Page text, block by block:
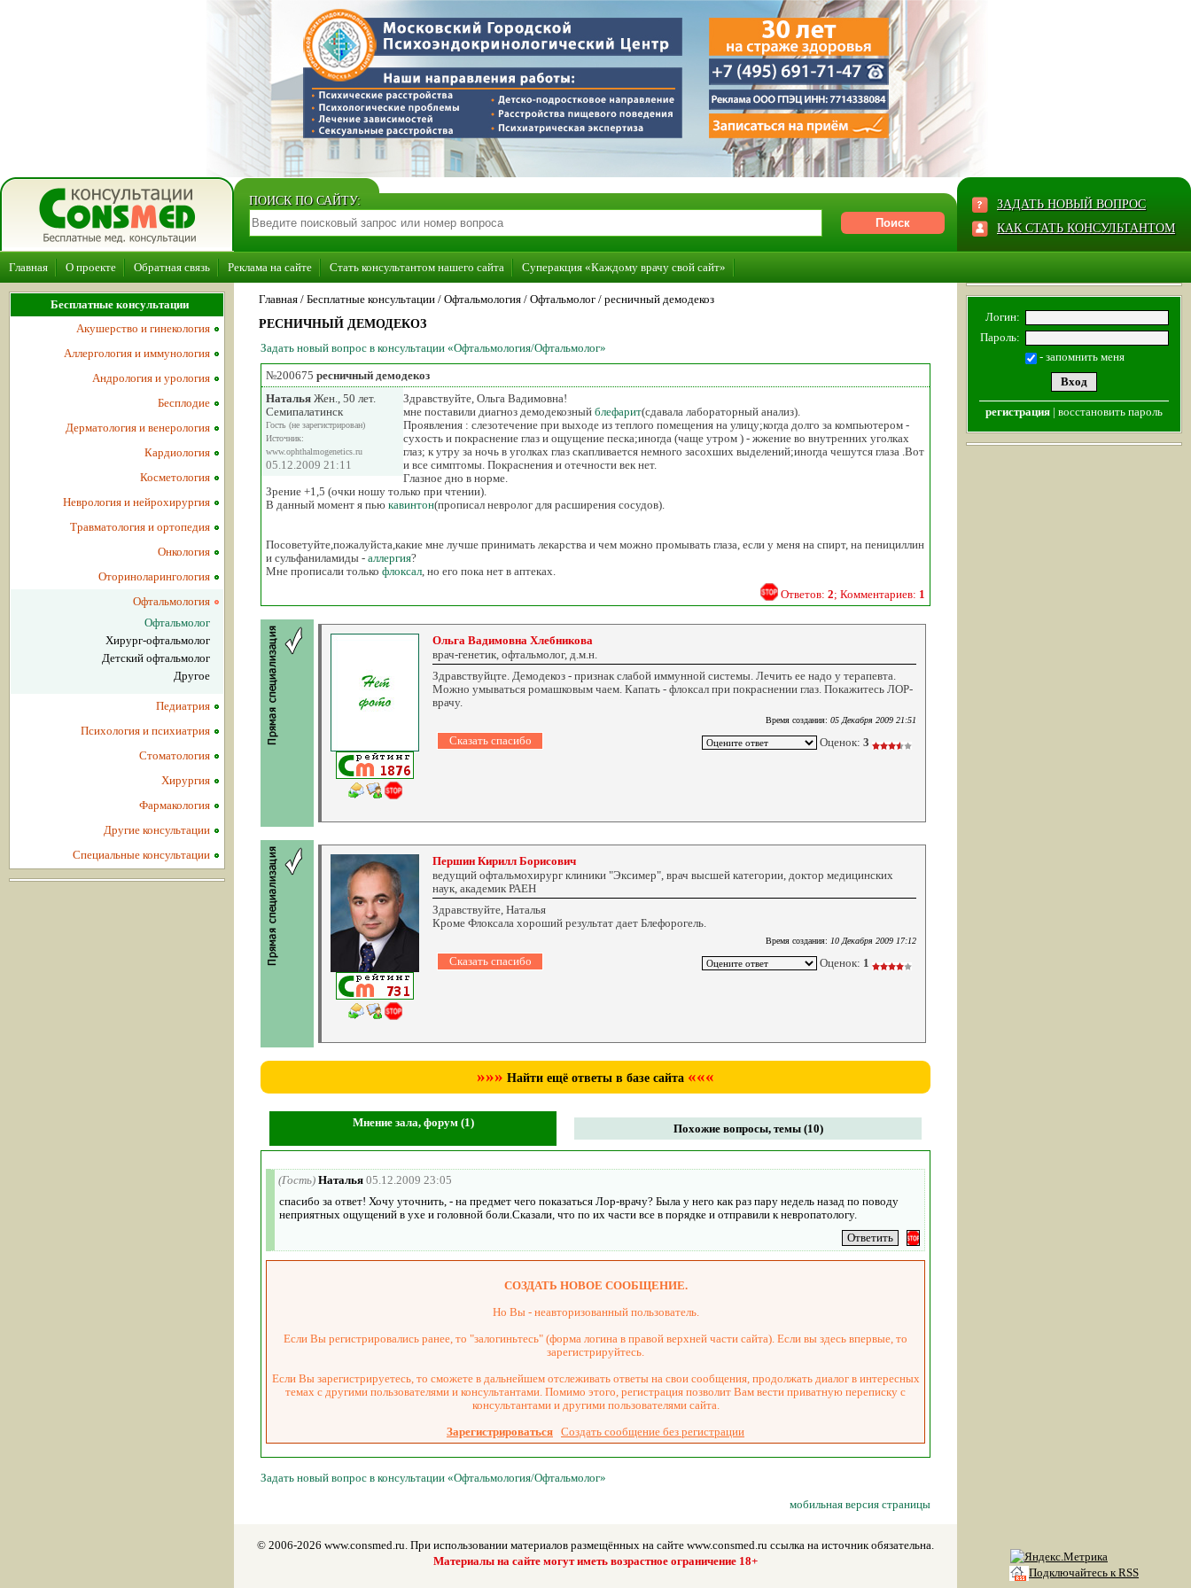
ПОИСК ПО САЙТУ:
ЗАДАТЬ НОВЫЙ ВОПРОС
КАК СТАТЬ КОНСУЛЬТАНТОМ
Главная О проекте Обратная связь Реклама на сайте Стать консультантом нашего сайта Суперакция «Каждому врачу свой сайт»
Главная / Бесплатные консультации / Офтальмология / Офтальмолог / ресничный демодекоз
РЕСНИЧНЫЙ ДЕМОДЕКОЗ
Задать новый вопрос в консультации «Офтальмология/Офтальмолог»
№200675 ресничный демодекоз
Наталья Жен., 50 лет.
Семипалатинск
Гость (не зарегистрирован)
Источник:
www.ophthalmogenetics.ru
05.12.2009 21:11
Здравствуйте, Ольга Вадимовна!
мне поставили диагноз демодекозный блефарит(сдавала лабораторный анализ).
Проявления : слезотечение при выходе из теплого помещения на улицу;когда долго за компьютером -
сухость и покраснение глаз и ощущение песка;иногда (чаще утром ) - жжение во внутренних уголках
глаз; к утру за ночь в уголках глаз скапливается немного засохших выделений;иногда чешутся глаза .Вот
и все симптомы. Покраснения и отечности век нет.
Глазное дно в норме.
Зрение +1,5 (очки ношу только при чтении).
В данный момент я пью кавинтон(прописал невролог для расширения сосудов).
Посоветуйте,пожалуйста,какие мне лучше принимать лекарства и чем можно промывать глаза, если у меня на спирт, на пенициллин
и сульфаниламиды - аллергия?
Мне прописали только флоксал, но его пока нет в аптеках.
Ответов: 2; Комментариев: 1
Ольга Вадимовна Хлебникова
врач-генетик, офтальмолог, д.м.н.
Здравствуйцте. Демодекоз - признак слабой иммунной системы. Лечить ее надо у терапевта.
Можно умываться ромашковым чаем. Капать - флоксал при покраснении глаз. Покажитесь ЛОР-
врачу.
Время создания: 05 Декабря 2009 21:51
Оценок: 3
Першин Кирилл Борисович
ведущий офтальмохирург клиники "Эксимер", врач высшей категории, доктор медицинских
наук, академик РАЕН
Здравствуйте, Наталья
Кроме Флоксала хороший результат дает Блефорогель.
Время создания: 10 Декабря 2009 17:12
Оценок: 1
»»» Найти ещё ответы в базе сайта «««
Мнение зала, форум (1) Похожие вопросы, темы (10)
(Гость) Наталья 05.12.2009 23:05
спасибо за ответ! Хочу уточнить, - на предмет чего показаться Лор-врачу? Была у него как раз пару недель назад по поводу
неприятных ощущений в ухе и головной боли.Сказали, что по их части все в порядке и отправили к невропатологу.
СОЗДАТЬ НОВОЕ СООБЩЕНИЕ.
Но Вы - неавторизованный пользователь.
Если Вы регистрировались ранее, то "залогиньтесь" (форма логина в правой верхней части сайта). Если вы здесь впервые, то
зарегистрируйтесь.
Если Вы зарегистрируетесь, то сможете в дальнейшем отслеживать ответы на свои сообщения, продолжать диалог в интересных
темах с другими пользователями и консультантами. Помимо этого, регистрация позволит Вам вести приватную переписку с
консультантами и другими пользователями сайта.
Зарегистрироваться Создать сообщение без регистрации
Задать новый вопрос в консультации «Офтальмология/Офтальмолог»
мобильная версия страницы
Бесплатные консультации
Акушерство и гинекология
Аллергология и иммунология
Андрология и урология
Бесплодие
Дерматология и венерология
Кардиология
Косметология
Неврология и нейрохирургия
Травматология и ортопедия
Онкология
Оториноларингология
Офтальмология
Офтальмолог
Хирург-офтальмолог
Детский офтальмолог
Другое
Педиатрия
Психология и психиатрия
Стоматология
Хирургия
Фармакология
Другие консультации
Специальные консультации
Логин:
Пароль:
- запомнить меня
регистрация | восстановить пароль
© 2006-2026 www.consmed.ru. При использовании материалов размещённых на сайте www.consmed.ru ссылка на источник обязательна.
Материалы на сайте могут иметь возрастное ограничение 18+
Подключайтесь к RSS